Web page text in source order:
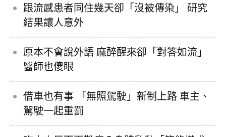
跟流感患者同住幾天卻「沒被傳染」 研究
結果讓人意外
原本不會說外語 麻醉醒來卻「對答如流」
醫師也傻眼
借車也有事 「無照駕駛」新制上路 車主、
駕駛一起重罰